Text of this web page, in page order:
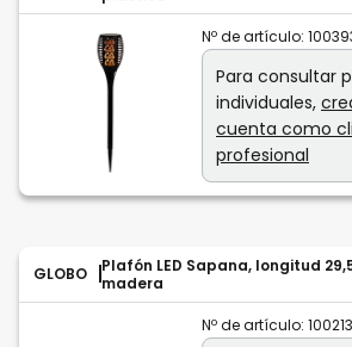
Nº de artículo:
Para consultar
individuales,
cuenta como
profesional
GLOBO
Plafón LED Sapana, longitud
madera
Nº de artículo: